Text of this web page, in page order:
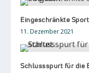
Eingeschränkte
11. Dezember 2021
Schlussspurt für die